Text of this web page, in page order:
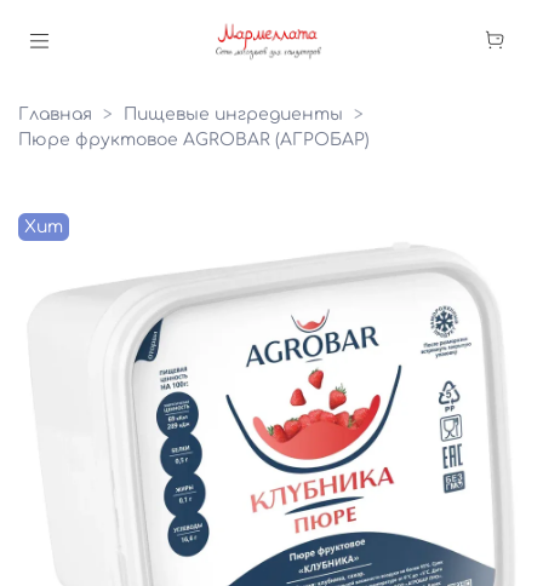
Главная
Пищевые ингредиенты
Пюре фруктовое AGROBAR (АГРОБАР)
Хит